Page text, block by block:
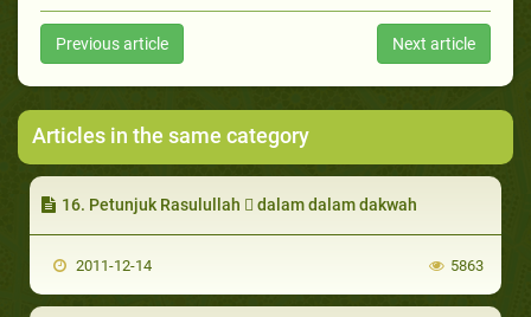
Previous article Next article
Articles in the same category
16. Petunjuk Rasulullah  dalam dalam dakwah
2011-12-14 5863